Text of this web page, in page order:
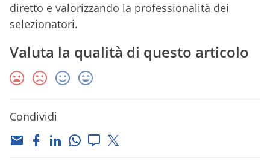
diretto e valorizzando la professionalità dei
selezionatori.
Valuta la qualità di questo articolo
Condividi